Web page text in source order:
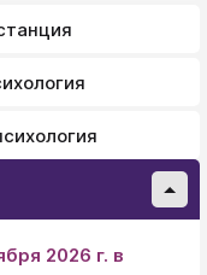
2026 г. в